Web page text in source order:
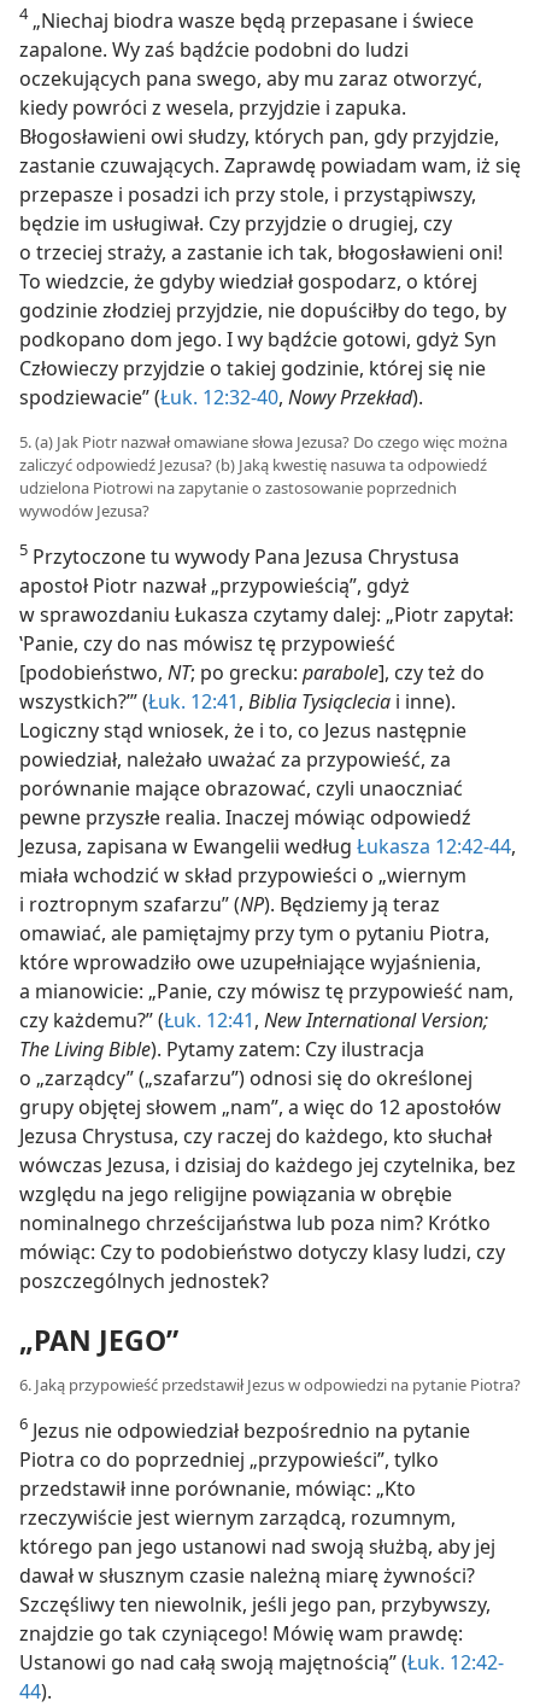
4„Niechaj biodra wasze będą przepasane i świece
zapalone. Wy zaś bądźcie podobni do ludzi
oczekujących pana swego, aby mu zaraz otworzyć,
kiedy powróci z wesela, przyjdzie i zapuka.
Błogosławieni owi słudzy, których pan, gdy przyjdzie,
zastanie czuwających. Zaprawdę powiadam wam, iż się
przepasze i posadzi ich przy stole, i przystąpiwszy,
będzie im usługiwał. Czy przyjdzie o drugiej, czy
o trzeciej straży, a zastanie ich tak, błogosławieni oni!
To wiedzcie, że gdyby wiedział gospodarz, o której
godzinie złodziej przyjdzie, nie dopuściłby do tego, by
podkopano dom jego. I wy bądźcie gotowi, gdyż Syn
Człowieczy przyjdzie o takiej godzinie, której się nie
spodziewacie” (Łuk. 12:32-40, Nowy Przekład).
5. (a) Jak Piotr nazwał omawiane słowa Jezusa? Do czego więc można
zaliczyć odpowiedź Jezusa? (b) Jaką kwestię nasuwa ta odpowiedź
udzielona Piotrowi na zapytanie o zastosowanie poprzednich
wywodów Jezusa?
5 Przytoczone tu wywody Pana Jezusa Chrystusa
apostoł Piotr nazwał „przypowieścią”, gdyż
w sprawozdaniu Łukasza czytamy dalej: „Piotr zapytał:
‛Panie, czy do nas mówisz tę przypowieść
[podobieństwo, NT; po grecku: parabole], czy też do
wszystkich?’” (Łuk. 12:41, Biblia Tysiąclecia i inne).
Logiczny stąd wniosek, że i to, co Jezus następnie
powiedział, należało uważać za przypowieść, za
porównanie mające obrazować, czyli unaoczniać
pewne przyszłe realia. Inaczej mówiąc odpowiedź
Jezusa, zapisana w Ewangelii według Łukasza 12:42-44,
miała wchodzić w skład przypowieści o „wiernym
i roztropnym szafarzu” (NP). Będziemy ją teraz
omawiać, ale pamiętajmy przy tym o pytaniu Piotra,
które wprowadziło owe uzupełniające wyjaśnienia,
a mianowicie: „Panie, czy mówisz tę przypowieść nam,
czy każdemu?” (Łuk. 12:41, New International Version;
The Living Bible). Pytamy zatem: Czy ilustracja
o „zarządcy” („szafarzu”) odnosi się do określonej
grupy objętej słowem „nam”, a więc do 12 apostołów
Jezusa Chrystusa, czy raczej do każdego, kto słuchał
wówczas Jezusa, i dzisiaj do każdego jej czytelnika, bez
względu na jego religijne powiązania w obrębie
nominalnego chrześcijaństwa lub poza nim? Krótko
mówiąc: Czy to podobieństwo dotyczy klasy ludzi, czy
poszczególnych jednostek?
„PAN JEGO”
6. Jaką przypowieść przedstawił Jezus w odpowiedzi na pytanie Piotra?
6 Jezus nie odpowiedział bezpośrednio na pytanie
Piotra co do poprzedniej „przypowieści”, tylko
przedstawił inne porównanie, mówiąc: „Kto
rzeczywiście jest wiernym zarządcą, rozumnym,
którego pan jego ustanowi nad swoją służbą, aby jej
dawał w słusznym czasie należną miarę żywności?
Szczęśliwy ten niewolnik, jeśli jego pan, przybywszy,
znajdzie go tak czyniącego! Mówię wam prawdę:
Ustanowi go nad całą swoją majętnością” (Łuk. 12:42-
44).